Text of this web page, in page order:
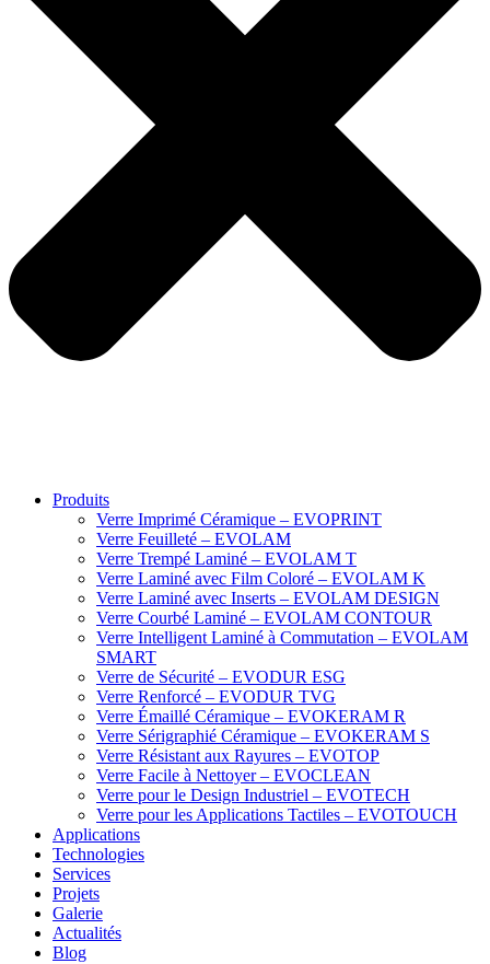
Produits
Verre Imprimé Céramique – EVOPRINT
Verre Feuilleté – EVOLAM
Verre Trempé Laminé – EVOLAM T
Verre Laminé avec Film Coloré – EVOLAM K
Verre Laminé avec Inserts – EVOLAM DESIGN
Verre Courbé Laminé – EVOLAM CONTOUR
Verre Intelligent Laminé à Commutation – EVOLAM
SMART
Verre de Sécurité – EVODUR ESG
Verre Renforcé – EVODUR TVG
Verre Émaillé Céramique – EVOKERAM R
Verre Sérigraphié Céramique – EVOKERAM S
Verre Résistant aux Rayures – EVOTOP
Verre Facile à Nettoyer – EVOCLEAN
Verre pour le Design Industriel – EVOTECH
Verre pour les Applications Tactiles – EVOTOUCH
Applications
Technologies
Services
Projets
Galerie
Actualités
Blog